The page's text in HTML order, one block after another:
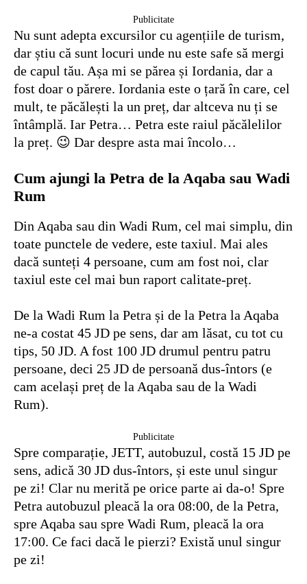
Publicitate
Nu sunt adepta excursilor cu agențiile de turism,
dar știu că sunt locuri unde nu este safe să mergi
de capul tău. Așa mi se părea și Iordania, dar a
fost doar o părere. Iordania este o țară în care, cel
mult, te păcălești la un preț, dar altceva nu ți se
întâmplă. Iar Petra… Petra este raiul păcălelilor
la preț. 😉 Dar despre asta mai încolo…
Cum ajungi la Petra de la Aqaba sau Wadi
Rum
Din Aqaba sau din Wadi Rum, cel mai simplu, din
toate punctele de vedere, este taxiul. Mai ales
dacă sunteți 4 persoane, cum am fost noi, clar
taxiul este cel mai bun raport calitate-preț.
De la Wadi Rum la Petra și de la Petra la Aqaba
ne-a costat 45 JD pe sens, dar am lăsat, cu tot cu
tips, 50 JD. A fost 100 JD drumul pentru patru
persoane, deci 25 JD de persoană dus-întors (e
cam același preț de la Aqaba sau de la Wadi
Rum).
Publicitate
Spre comparație, JETT, autobuzul, costă 15 JD pe
sens, adică 30 JD dus-întors, și este unul singur
pe zi! Clar nu merită pe orice parte ai da-o! Spre
Petra autobuzul pleacă la ora 08:00, de la Petra,
spre Aqaba sau spre Wadi Rum, pleacă la ora
17:00. Ce faci dacă le pierzi? Există unul singur
pe zi!